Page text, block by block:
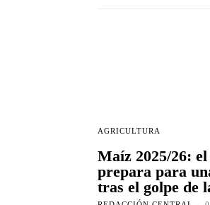
AGRICULTURA
Maíz 2025/26: el
prepara para
tras el golpe de